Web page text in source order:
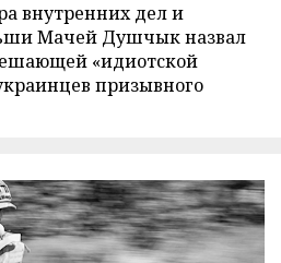
внутренних дел и
Мачей Душчык назвал
«идиотской
призывного